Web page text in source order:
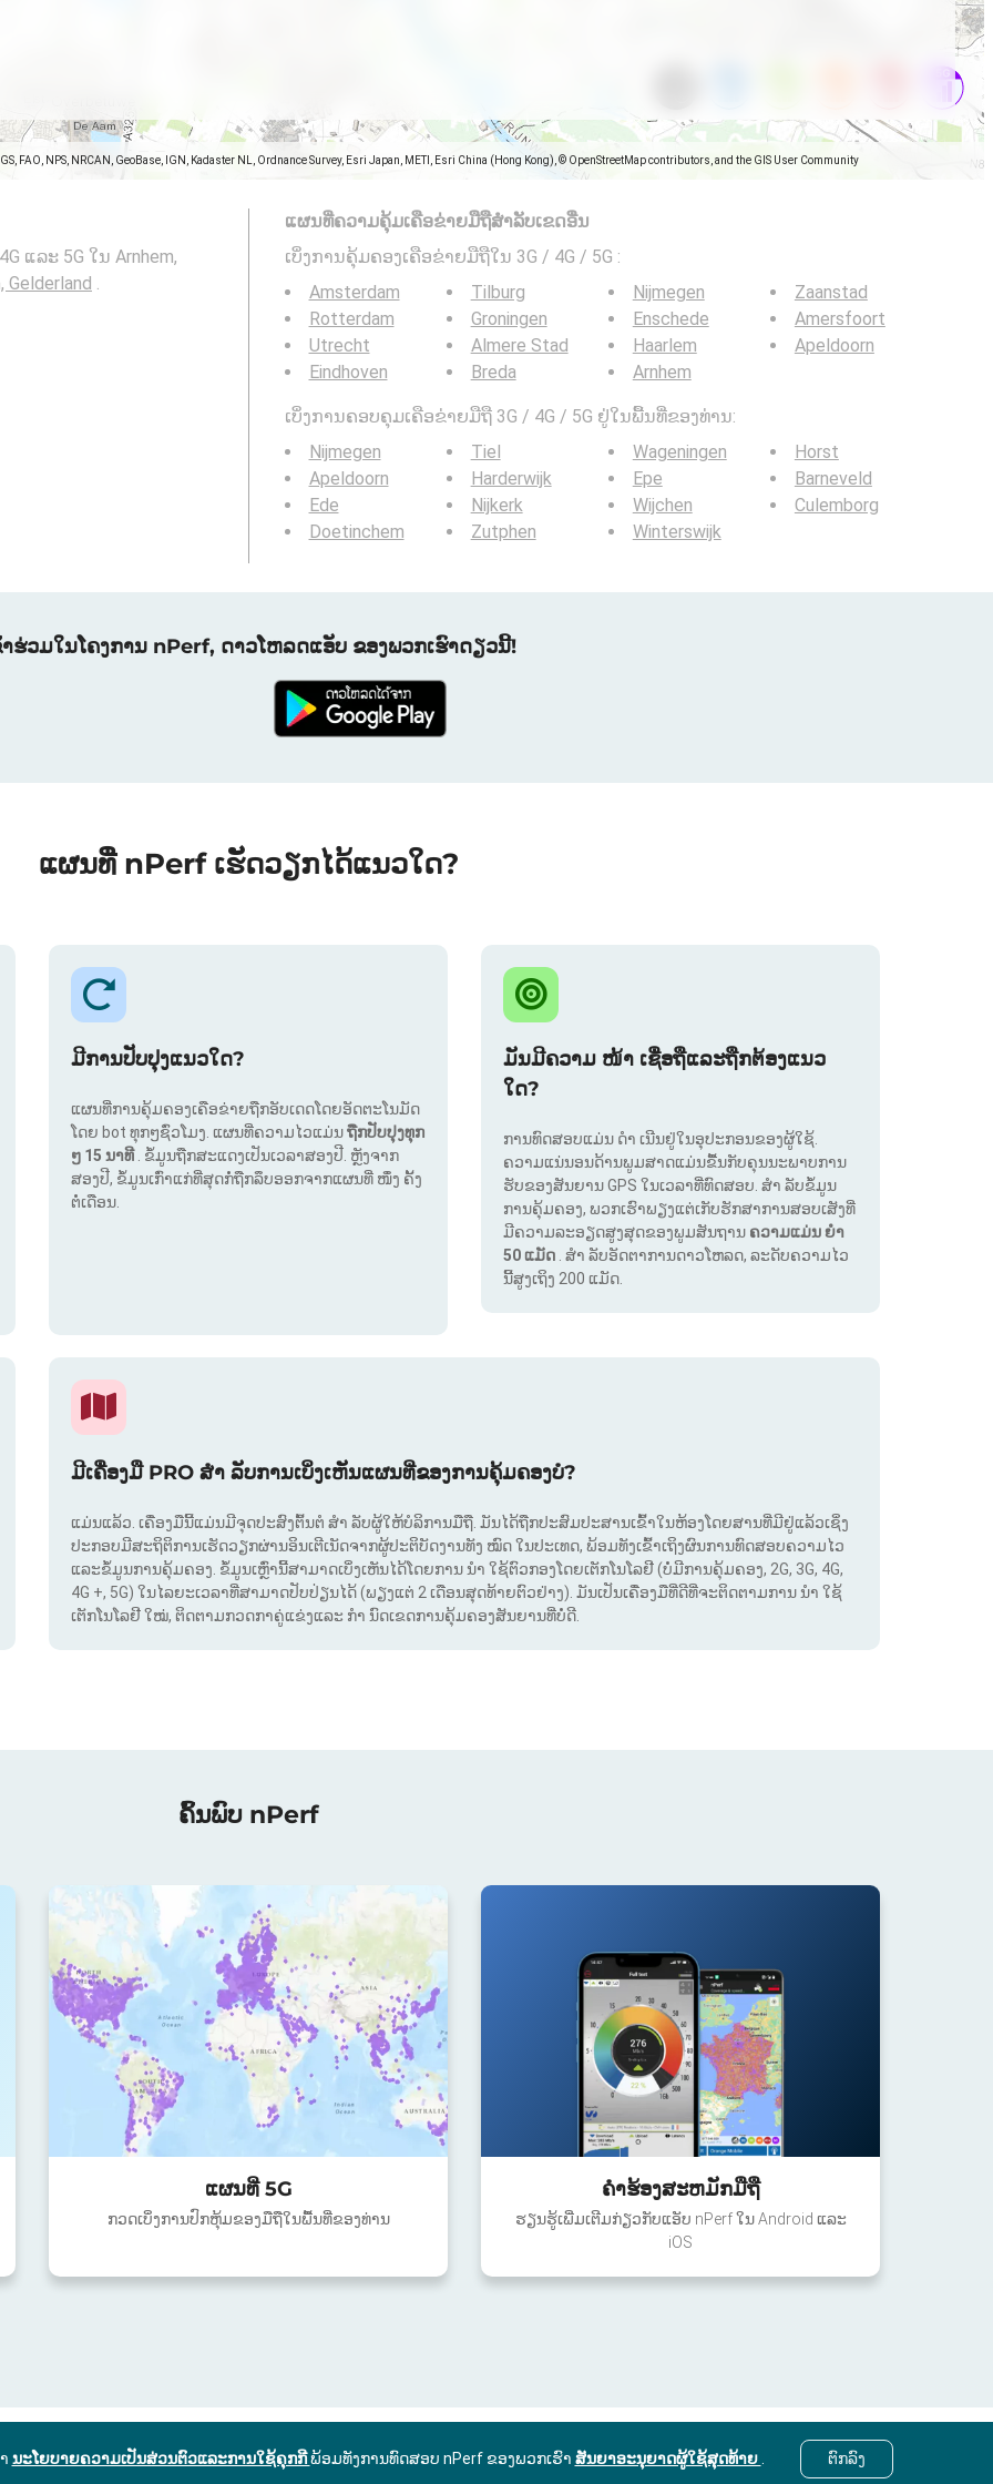
FAO, NPS, NRCAN, GeoBase, IGN, Kadaster NL, Ordnance Survey, Esri Japan, METI, Esri China (Hong Kong), © OpenStreetMap contributors, and the GIS User Community
ແລະ 5G ໃນ Arnhem,
Gelderland .
ແຜນທີ່ຄວາມຄຸ້ມເຄືອຂ່າຍມືຖືສໍາລັບເຂດອື່ນ
ເບິ່ງການຄຸ້ມຄອງເຄືອຂ່າຍມືຖືໃນ 3G / 4G / 5G :
Amsterdam
Rotterdam
Utrecht
Eindhoven
Tilburg
Groningen
Almere Stad
Breda
Nijmegen
Enschede
Haarlem
Arnhem
Zaanstad
Amersfoort
Apeldoorn
ເບິ່ງການຄອບຄຸມເຄືອຂ່າຍມືຖື 3G / 4G / 5G ຢູ່ໃນພື້ນທີ່ຂອງທ່ານ:
Nijmegen
Apeldoorn
Ede
Doetinchem
Tiel
Harderwijk
Nijkerk
Zutphen
Wageningen
Epe
Wijchen
Winterswijk
Horst
Barneveld
Culemborg
າຮ່ວມໃນໂຄງການ nPerf, ດາວໂຫລດແອັບ ຂອງພວກເຮົາດຽວນີ້!
ແຜນທີ່ nPerf ເຮັດວຽກໄດ້ແນວໃດ?
ມີການປັບປຸງແນວໃດ?
ແຜນທີ່ການຄຸ້ມຄອງເຄືອຂ່າຍຖືກອັບເດດໂດຍອັດຕະໂນມັດ
ໂດຍ bot ທຸກໆຊົ່ວໂມງ. ແຜນທີ່ຄວາມໄວແມ່ນຖືກປັບປຸງທຸກ
ໆ 15 ນາທີ . ຂໍ້ມູນຖືກສະແດງເປັນເວລາສອງປີ. ຫຼັງຈາກ
ສອງປີ, ຂໍ້ມູນເກົ່າແກ່ທີ່ສຸດກໍ່ຖືກລຶບອອກຈາກແຜນທີ່ ໜຶ່ງ ຄັ້ງ
ຕໍ່ເດືອນ.
ມັນມີຄວາມ ໜ້າ ເຊື່ອຖືແລະຖືກຕ້ອງແນວ
ໃດ?
ການທົດສອບແມ່ນ ດຳ ເນີນຢູ່ໃນອຸປະກອນຂອງຜູ້ໃຊ້.
ຄວາມແນ່ນອນດ້ານພູມສາດແມ່ນຂື້ນກັບຄຸນນະພາບການ
ຮັບຂອງສັນຍານ GPS ໃນເວລາທີ່ທົດສອບ. ສຳ ລັບຂໍ້ມູນ
ການຄຸ້ມຄອງ, ພວກເຮົາພຽງແຕ່ເກັບຮັກສາການສອບເສັງທີ່
ມີຄວາມລະອຽດສູງສຸດຂອງພູມສັນຖານ ຄວາມແມ່ນ ຍຳ
50 ແມັດ . ສຳ ລັບອັດຕາການດາວໂຫລດ, ລະດັບຄວາມໄວ
ນີ້ສູງເຖິງ 200 ແມັດ.
ມີເຄື່ອງມື PRO ສຳ ລັບການເບິ່ງເຫັນແຜນທີ່ຂອງການຄຸ້ມຄອງບໍ?
ແມ່ນແລ້ວ. ເຄື່ອງມືນີ້ແມ່ນມີຈຸດປະສົງຕົ້ນຕໍ ສຳ ລັບຜູ້ໃຫ້ບໍລິການມືຖື. ມັນໄດ້ຖືກປະສົມປະສານເຂົ້າໃນຫ້ອງໂດຍສານທີ່ມີຢູ່ແລ້ວເຊິ່ງ
ປະກອບມີສະຖິຕິການເຮັດວຽກຜ່ານອິນເຕີເນັດຈາກຜູ້ປະຕິບັດງານທັງ ໝົດ ໃນປະເທດ, ພ້ອມທັງເຂົ້າເຖິງຜົນການທົດສອບຄວາມໄວ
ແລະຂໍ້ມູນການຄຸ້ມຄອງ. ຂໍ້ມູນເຫຼົ່ານີ້ສາມາດເບິ່ງເຫັນໄດ້ໂດຍການ ນຳ ໃຊ້ຕົວກອງໂດຍເຕັກໂນໂລຢີ (ບໍ່ມີການຄຸ້ມຄອງ, 2G, 3G, 4G,
4G +, 5G) ໃນໄລຍະເວລາທີ່ສາມາດປັບປ່ຽນໄດ້ (ພຽງແຕ່ 2 ເດືອນສຸດທ້າຍຕົວຢ່າງ). ມັນເປັນເຄື່ອງມືທີ່ດີທີ່ຈະຕິດຕາມການ ນຳ ໃຊ້
ເຕັກໂນໂລຢີ ໃໝ່, ຕິດຕາມກວດກາຄູ່ແຂ່ງແລະ ກຳ ນົດເຂດການຄຸ້ມຄອງສັນຍານທີ່ບໍ່ດີ.
ຄົ້ນພົບ nPerf
ແຜນທີ່ 5G
ກວດເບິ່ງການປົກຫຸ້ມຂອງມືຖືໃນພື້ນທີ່ຂອງທ່ານ
ຄໍາຮ້ອງສະຫມັກມືຖື
ຮຽນຮູ້ເພີ່ມເຕີມກ່ຽວກັບແອັບ nPerf ໃນ Android ແລະ
iOS
ນະໂຍບາຍຄວາມເປັນສ່ວນຕົວແລະການໃຊ້ຄຸກກີພ້ອມທັງການທົດສອບ nPerf ຂອງພວກເຮົາ ສັນຍາອະນຸຍາດຜູ້ໃຊ້ສຸດທ້າຍ ຕົກ​ລົງ